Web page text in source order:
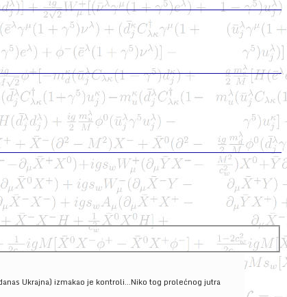
Ukrajna) izmakao je kontroli...Niko tog prolećnog jutra